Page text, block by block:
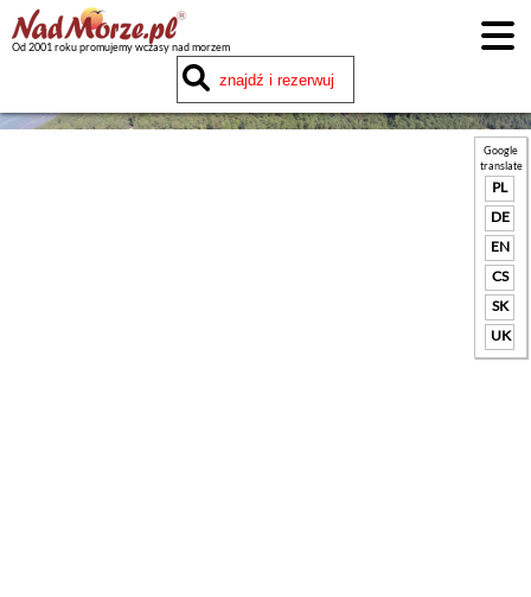
Od 2001 roku promujemy wczasy nad morzem
Google
translate
PL
DE
EN
CS
SK
UK